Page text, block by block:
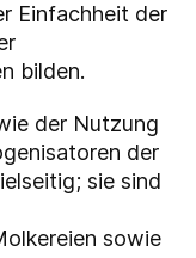
Einfachheit der
bilden.
der Nutzung
der
sie sind
sowie